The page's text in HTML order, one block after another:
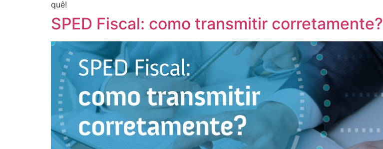
quê!
SPED Fiscal: como transmitir corretamente?